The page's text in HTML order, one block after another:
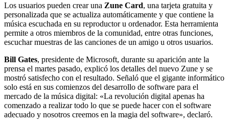
Los usuarios pueden crear una Zune Card, una tarjeta gratuita y
personalizada que se actualiza automáticamente y que contiene la
música escuchada en su reproductor u ordenador. Esta herramienta
permite a otros miembros de la comunidad, entre otras funciones,
escuchar muestras de las canciones de un amigo u otros usuarios.
Bill Gates, presidente de Microsoft, durante su aparición ante la
prensa el martes pasado, explicó los detalles del nuevo Zune y se
mostró satisfecho con el resultado. Señaló que el gigante informático
solo está en sus comienzos del desarrollo de software para el
mercado de la música digital: «La revolución digital apenas ha
comenzado a realizar todo lo que se puede hacer con el software
adecuado y nosotros creemos en la magia del software», declaró.